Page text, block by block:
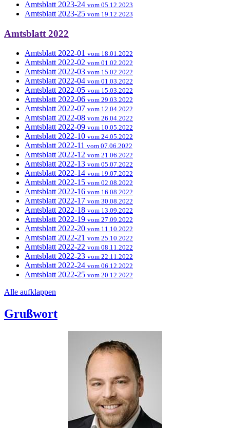
Amtsblatt 2023-24 vom 05.12.2023
Amtsblatt 2023-25 vom 19.12.2023
Amtsblatt 2022
Amtsblatt 2022-01 vom 18.01.2022
Amtsblatt 2022-02 vom 01.02.2022
Amtsblatt 2022-03 vom 15.02.2022
Amtsblatt 2022-04 vom 01.03.2022
Amtsblatt 2022-05 vom 15.03.2022
Amtsblatt 2022-06 vom 29.03.2022
Amtsblatt 2022-07 vom 12.04.2022
Amtsblatt 2022-08 vom 26.04.2022
Amtsblatt 2022-09 vom 10.05.2022
Amtsblatt 2022-10 vom 24.05.2022
Amtsblatt 2022-11 vom 07.06.2022
Amtsblatt 2022-12 vom 21.06.2022
Amtsblatt 2022-13 vom 05.07.2022
Amtsblatt 2022-14 vom 19.07.2022
Amtsblatt 2022-15 vom 02.08.2022
Amtsblatt 2022-16 vom 16.08.2022
Amtsblatt 2022-17 vom 30.08.2022
Amtsblatt 2022-18 vom 13.09.2022
Amtsblatt 2022-19 vom 27.09.2022
Amtsblatt 2022-20 vom 11.10.2022
Amtsblatt 2022-21 vom 25.10.2022
Amtsblatt 2022-22 vom 08.11.2022
Amtsblatt 2022-23 vom 22.11.2022
Amtsblatt 2022-24 vom 06.12.2022
Amtsblatt 2022-25 vom 20.12.2022
Alle aufklappen
Grußwort